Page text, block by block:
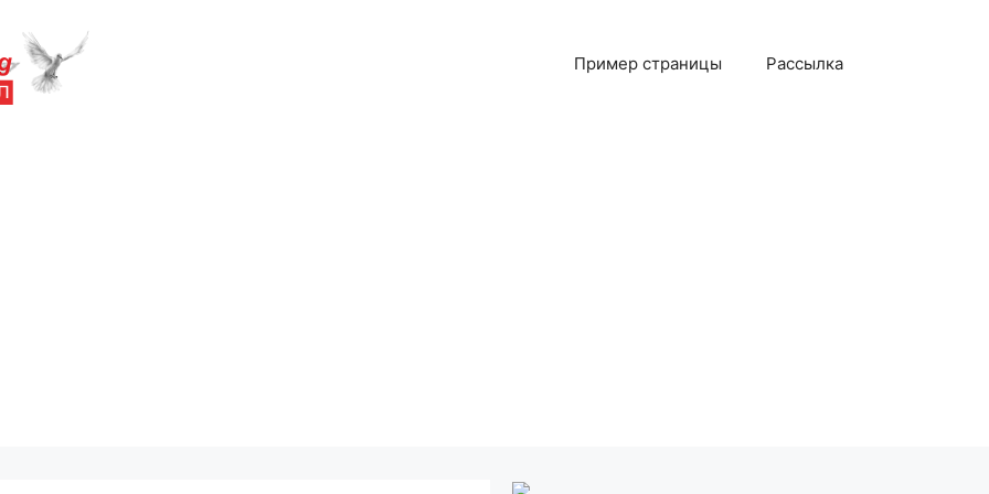
Пример страницы Рассылка